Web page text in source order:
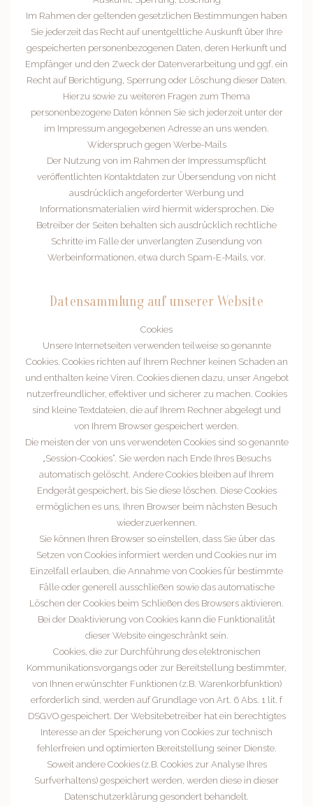
Im Rahmen der geltenden gesetzlichen Bestimmungen haben
Sie jederzeit das Recht auf unentgeltliche Auskunft über Ihre
gespeicherten personenbezogenen Daten, deren Herkunft und
Empfänger und den Zweck der Datenverarbeitung und ggf. ein
Recht auf Berichtigung, Sperrung oder Löschung dieser Daten.
Hierzu sowie zu weiteren Fragen zum Thema
personenbezogene Daten können Sie sich jederzeit unter der
im Impressum angegebenen Adresse an uns wenden.
Widerspruch gegen Werbe-Mails
Der Nutzung von im Rahmen der Impressumspflicht
veröffentlichten Kontaktdaten zur Übersendung von nicht
ausdrücklich angeforderter Werbung und
Informationsmaterialien wird hiermit widersprochen. Die
Betreiber der Seiten behalten sich ausdrücklich rechtliche
Schritte im Falle der unverlangten Zusendung von
Werbeinformationen, etwa durch Spam-E-Mails, vor.
Datensammlung auf unserer Website
Cookies
Unsere Internetseiten verwenden teilweise so genannte
Cookies. Cookies richten auf Ihrem Rechner keinen Schaden an
und enthalten keine Viren. Cookies dienen dazu, unser Angebot
nutzerfreundlicher, effektiver und sicherer zu machen. Cookies
sind kleine Textdateien, die auf Ihrem Rechner abgelegt und
von Ihrem Browser gespeichert werden.
Die meisten der von uns verwendeten Cookies sind so genannte
„Session-Cookies“. Sie werden nach Ende Ihres Besuchs
automatisch gelöscht. Andere Cookies bleiben auf Ihrem
Endgerät gespeichert, bis Sie diese löschen. Diese Cookies
ermöglichen es uns, Ihren Browser beim nächsten Besuch
wiederzuerkennen.
Sie können Ihren Browser so einstellen, dass Sie über das
Setzen von Cookies informiert werden und Cookies nur im
Einzelfall erlauben, die Annahme von Cookies für bestimmte
Fälle oder generell ausschließen sowie das automatische
Löschen der Cookies beim Schließen des Browsers aktivieren.
Bei der Deaktivierung von Cookies kann die Funktionalität
dieser Website eingeschränkt sein.
Cookies, die zur Durchführung des elektronischen
Kommunikationsvorgangs oder zur Bereitstellung bestimmter,
von Ihnen erwünschter Funktionen (z.B. Warenkorbfunktion)
erforderlich sind, werden auf Grundlage von Art. 6 Abs. 1 lit. f
DSGVO gespeichert. Der Websitebetreiber hat ein berechtigtes
Interesse an der Speicherung von Cookies zur technisch
fehlerfreien und optimierten Bereitstellung seiner Dienste.
Soweit andere Cookies (z.B. Cookies zur Analyse Ihres
Surfverhaltens) gespeichert werden, werden diese in dieser
Datenschutzerklärung gesondert behandelt.